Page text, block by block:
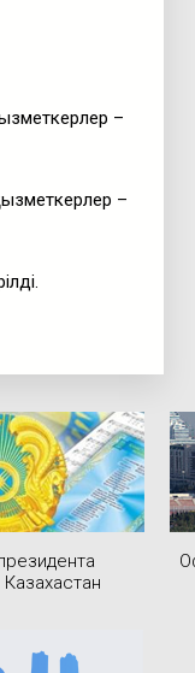
–
–